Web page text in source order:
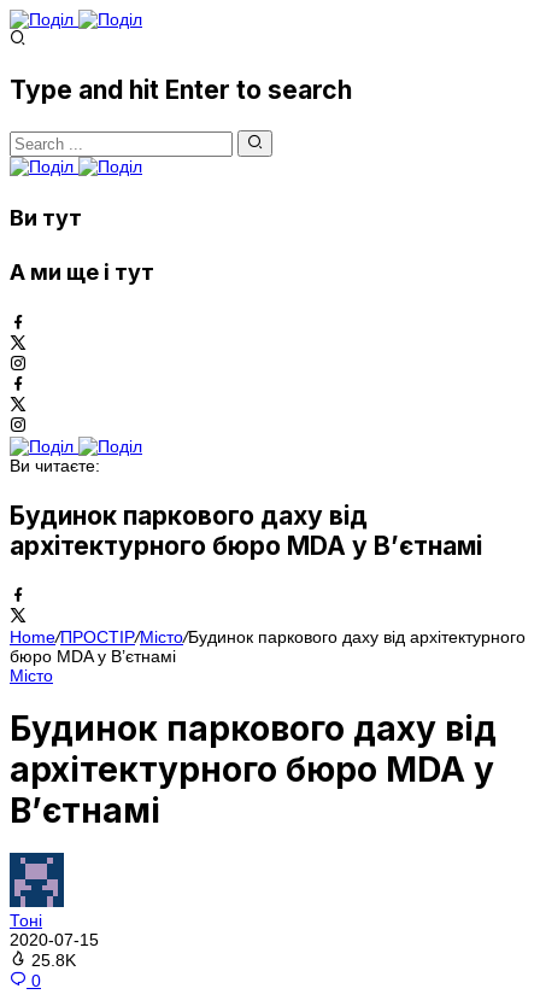
Type and hit Enter to search
Ви тут
А ми ще і тут
Ви читаєте:
Будинок паркового даху від
архітектурного бюро MDA у В’єтнамі
Home/ПРОСТІР/Місто/Будинок паркового даху від архітектурного
бюро MDA у В’єтнамі
Місто
Будинок паркового даху від
архітектурного бюро MDA у
В’єтнамі
Тоні
2020-07-15
25.8K
0